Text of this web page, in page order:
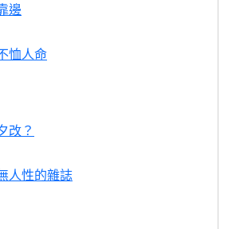
邊
恤人命
改？
人性的雜誌